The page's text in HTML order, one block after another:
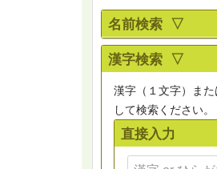
名前検索 ▽
漢字検索 ▽
漢字（１文字）ま
して検索ください。
直接入力